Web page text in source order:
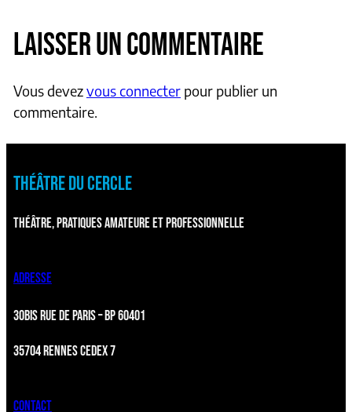
LAISSER UN COMMENTAIRE
Vous devezvous connecterpour publier un
commentaire.
THÉÂTRE DU CERCLE
THÉÂTRE, PRATIQUES AMATEURE ET PROFESSIONNELLE
ADRESSE
30BIS RUE DE PARIS – BP 60401
35704 RENNES CEDEX 7
CONTACT